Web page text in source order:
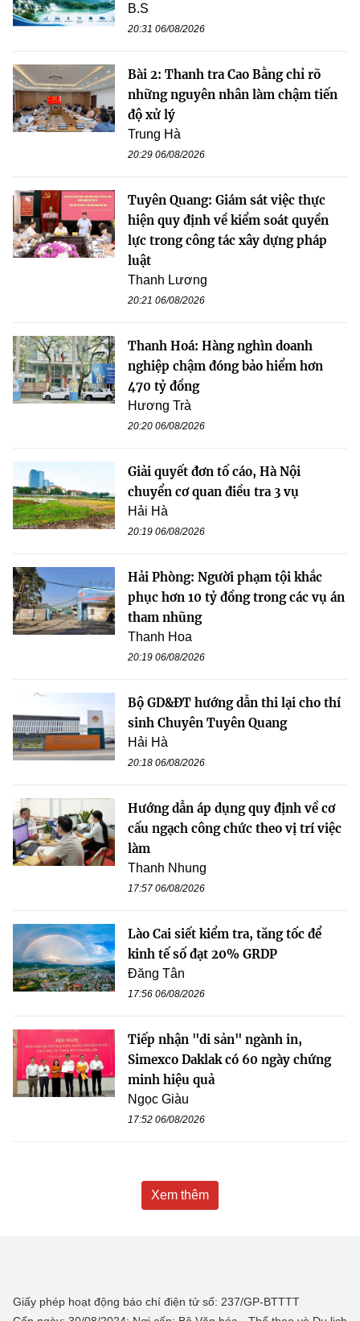
B.S
20:31 06/08/2026
Bài 2: Thanh tra Cao Bằng chỉ rõ
những nguyên nhân làm chậm tiến
độ xử lý
Trung Hà
20:29 06/08/2026
Tuyên Quang: Giám sát việc thực
hiện quy định về kiểm soát quyền
lực trong công tác xây dựng pháp
luật
Thanh Lương
20:21 06/08/2026
Thanh Hoá: Hàng nghìn doanh
nghiệp chậm đóng bảo hiểm hơn
470 tỷ đồng
Hương Trà
20:20 06/08/2026
Giải quyết đơn tố cáo, Hà Nội
chuyển cơ quan điều tra 3 vụ
Hải Hà
20:19 06/08/2026
Hải Phòng: Người phạm tội khắc
phục hơn 10 tỷ đồng trong các vụ án
tham nhũng
Thanh Hoa
20:19 06/08/2026
Bộ GD&ĐT hướng dẫn thi lại cho thí
sinh Chuyên Tuyên Quang
Hải Hà
20:18 06/08/2026
Hướng dẫn áp dụng quy định về cơ
cấu ngạch công chức theo vị trí việc
làm
Thanh Nhung
17:57 06/08/2026
Lào Cai siết kiểm tra, tăng tốc để
kinh tế số đạt 20% GRDP
Đăng Tân
17:56 06/08/2026
Tiếp nhận "di sản" ngành in,
Simexco Daklak có 60 ngày chứng
minh hiệu quả
Ngọc Giàu
17:52 06/08/2026
Xem thêm
Giấy phép hoạt động báo chí điện tử số: 237/GP-BTTTT